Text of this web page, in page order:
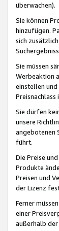
überwachen).
Sie können
hinzufügen.
sich
Sie müssen
Werbeaktion
einstellen und
Sie dürfen
unsere
angebotenen
führt.
Die Preise
Produkte
Preisen und
der Lizenz
Ferner
einer
außerhalb der